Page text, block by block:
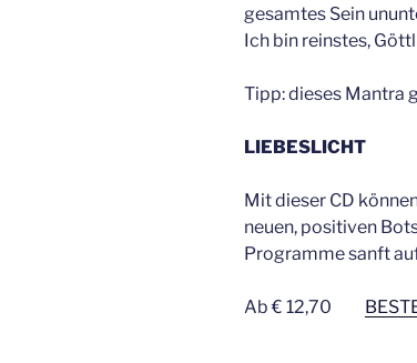
gesamtes Sein
Ich bin reinstes,
Tipp: dieses Mantra
LIEBESLICHT
Mit dieser CD
neuen, positiven
Programme sanft
Ab € 12,70